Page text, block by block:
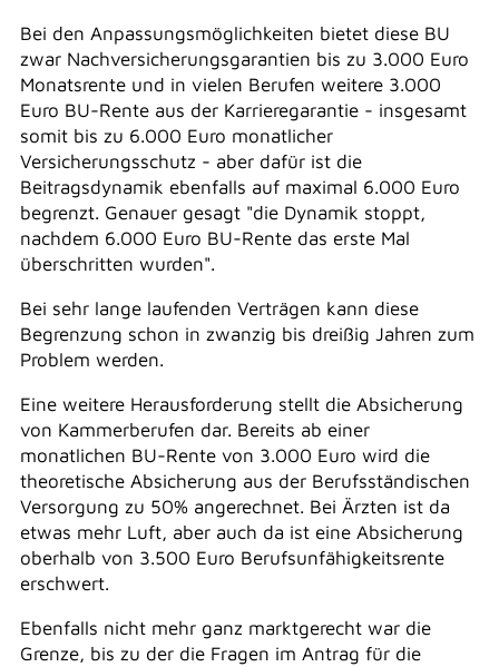
Bei den Anpassungsmöglichkeiten bietet diese BU
zwar Nachversicherungsgarantien bis zu 3.000 Euro
Monatsrente und in vielen Berufen weitere 3.000
Euro BU-Rente aus der Karrieregarantie - insgesamt
somit bis zu 6.000 Euro monatlicher
Versicherungsschutz - aber dafür ist die
Beitragsdynamik ebenfalls auf maximal 6.000 Euro
begrenzt. Genauer gesagt "die Dynamik stoppt,
nachdem 6.000 Euro BU-Rente das erste Mal
überschritten wurden".
Bei sehr lange laufenden Verträgen kann diese
Begrenzung schon in zwanzig bis dreißig Jahren zum
Problem werden.
Eine weitere Herausforderung stellt die Absicherung
von Kammerberufen dar. Bereits ab einer
monatlichen BU-Rente von 3.000 Euro wird die
theoretische Absicherung aus der Berufsständischen
Versorgung zu 50% angerechnet. Bei Ärzten ist da
etwas mehr Luft, aber auch da ist eine Absicherung
oberhalb von 3.500 Euro Berufsunfähigkeitsrente
erschwert.
Ebenfalls nicht mehr ganz marktgerecht war die
Grenze, bis zu der die Fragen im Antrag für die